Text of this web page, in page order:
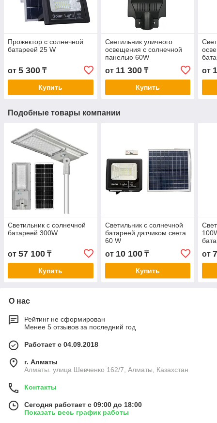
Прожектор с солнечной
батареей 25 W
от 5 300 ₸
Купить
Светильник уличного
освещения с солнечной
панелью 60W
от 11 300₸
Купить
от
Подобные товары компании
Светильник с солнечной
батареей 300W
от 57 100 ₸
Купить
Светильник с солнечной
батареей датчиком света
60 W
от 10 100₸
Купить
от
О нас
Рейтинг не сформирован
Менее 5 отзывов за последний год
Работает с 04.09.2018
г. Алматы
Алматы. улица Шевченко 162/7, Алматы, Казахстан
Контакты
Сегодня работает с 09:00 до 18:00
Показать весь график работы